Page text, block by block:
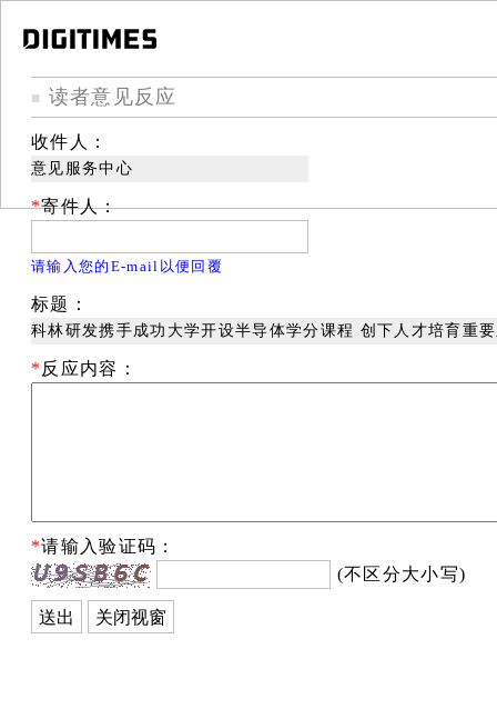
■ 读者意见反应
收件人：
意见服务中心
*寄件人：
请输入您的E-mail以便回覆
标题：
科林研发携手成功大学开设半导体学分课程 创下人才培育重
* 反应内容：
*请输入验证码：
(不区分大小写)